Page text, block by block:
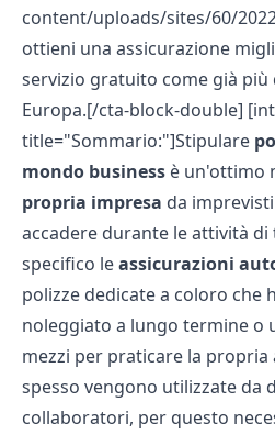
content/uploads/sites/60/
ottieni una assicurazione
servizio gratuito come già più
Europa.[/cta-block-double]
title="Sommario:"]Stipulare
mondo business è un'ottimo
propria impresa da
accadere durante le attività
specifico leassicurazioni
polizze dedicate a coloro che
noleggiato a lungo termine o
mezzi per praticare la
spesso vengono utilizzate da
collaboratori, per questo